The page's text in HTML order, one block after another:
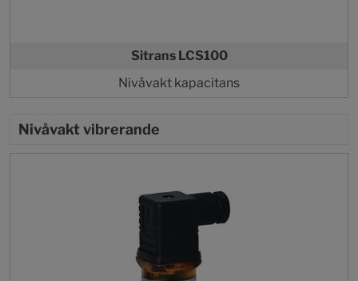
Sitrans LCS100
Nivåvakt kapacitans
Nivåvakt vibrerande